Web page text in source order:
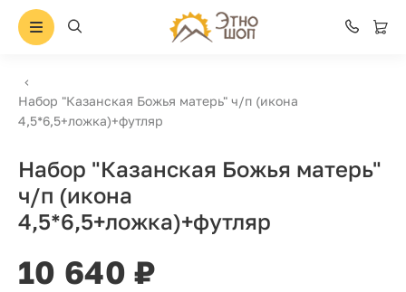
Набор "Казанская Божья матерь" ч/п (икона
4,5*6,5+ложка)+футляр
Набор "Казанская Божья матерь"
ч/п (икона
4,5*6,5+ложка)+футляр
10 640 ₽